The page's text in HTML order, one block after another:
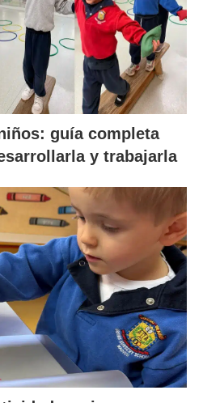
guía completa
y trabajarla